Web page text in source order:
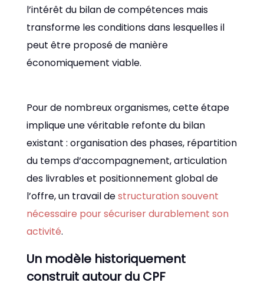
l’intérêt du bilan de compétences mais
transforme les conditions dans lesquelles il
peut être proposé de manière
économiquement viable.
Pour de nombreux organismes, cette étape
implique une véritable refonte du bilan
existant : organisation des phases, répartition
du temps d’accompagnement, articulation
des livrables et positionnement global de
l’offre, un travail destructuration souvent
nécessaire pour sécuriser durablement son
activité.
Un modèle historiquement
construit autour du CPF